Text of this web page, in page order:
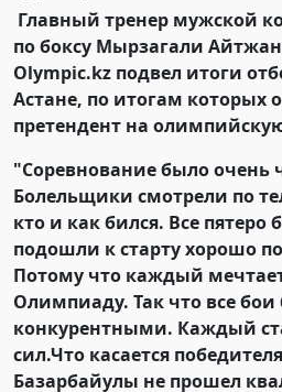
Главный тренер мужской
по боксу Мырзагали
Olympic.kz подвел итоги
Астане, по итогам которых
претендент на
"Соревнование было очень
Болельщики смотрели по
кто и как бился. Все пятеро
подошли к старту хорошо
Потому что каждый
Олимпиаду. Так что все
конкурентными. Каждый
сил.Что касается
Базарбайулы не прошел